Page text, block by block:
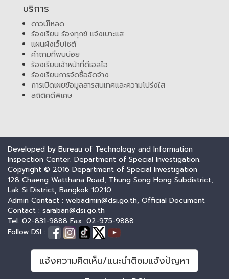
บริการ
ดาวน์โหลด
ร้องเรียน ร้องทุกข์ แจ้งเบาะแส
แผนผังเว็บไซต์
คำถามที่พบบ่อย
ร้องเรียนเจ้าหน้าที่ดีเอสไอ
ร้องเรียนการจัดซื้อจัดจ้าง
การเปิดเผยข้อมูลสารสนเทศและความโปร่งใส
สถิติคดีพิเศษ
Developed by Bureau of Technology and Information
Inspection Center. Department of Special Investigation.
Copyright © 2016 Department of Special Investigation
128 Chaeng Watthana Road, Thung Song Hong Subdistrict,
Lak Si District, Bangkok 10210
Admin Contact : webadmin@dsi.go.th, Official Document
Contact : saraban@dsi.go.th
Tel. 02-831-9888 Fax. 02-975-9888
Follow DSI :
แจ้งความคิดเห็น/แนะนำติชมแจ้งปัญหา